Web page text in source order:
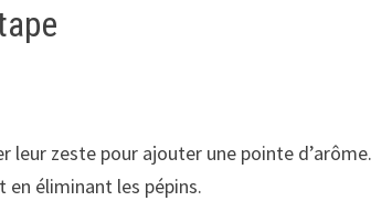
leur zeste pour ajouter une pointe d’arôme.
éliminant les pépins.